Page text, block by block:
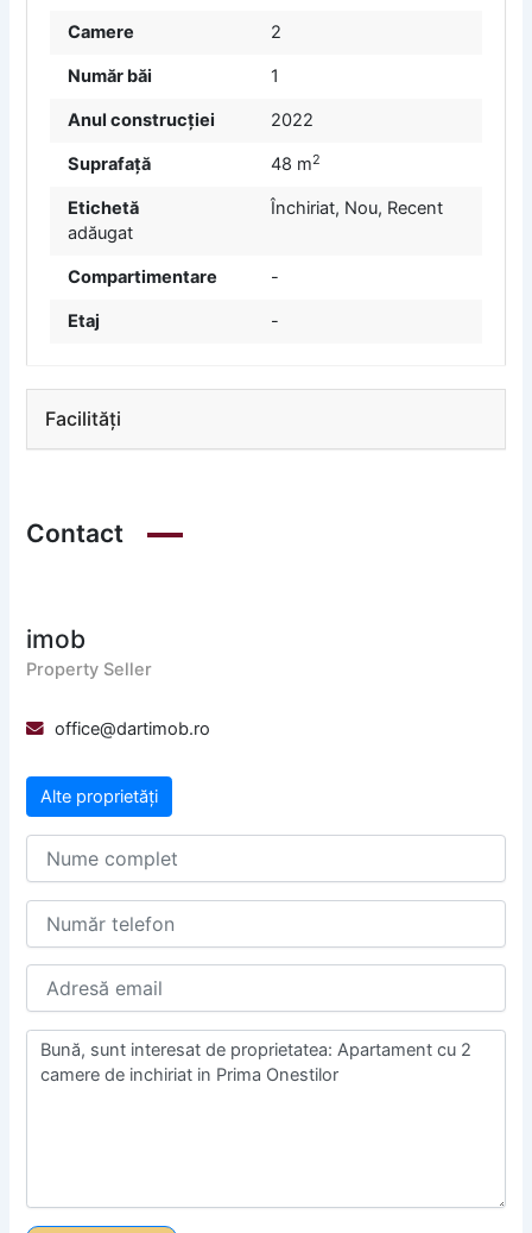
Camere 2
Număr băi 1
Anul construcției 2022
Suprafață 48 m2
Etichetă Închiriat, Nou, Recent
adăugat
Compartimentare -
Etaj -
Facilități
Contact
imob
Property Seller
office@dartimob.ro
Alte proprietăți